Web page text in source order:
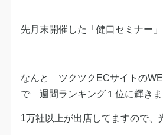
先月末開催した「健口セミナー」
なんと ツクツクECサイトの
で 週間ランキング１位に輝きま
1万社以上が出店してますので、